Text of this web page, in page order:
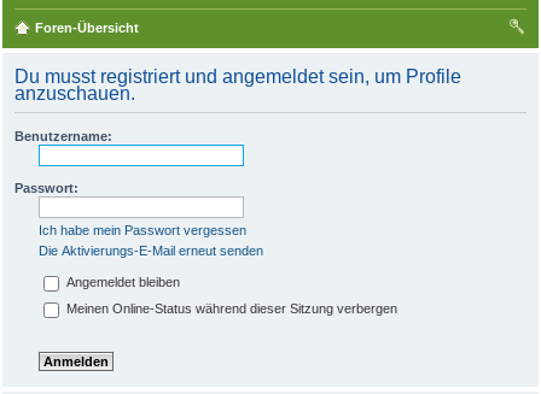
Foren-Übersicht
Du musst registriert und angemeldet sein, um Profile
anzuschauen.
Benutzername:
Passwort:
Ich habe mein Passwort vergessen
Die Aktivierungs-E-Mail erneut senden
Angemeldet bleiben
Meinen Online-Status während dieser Sitzung verbergen